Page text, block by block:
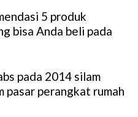
5 produk
bisa Anda beli pada
pada 2014 silam
pasar perangkat rumah